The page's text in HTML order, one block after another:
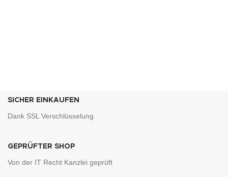
SICHER EINKAUFEN
Dank SSL Verschlüsselung
GEPRÜFTER SHOP
Von der IT Recht Kanzlei geprüft